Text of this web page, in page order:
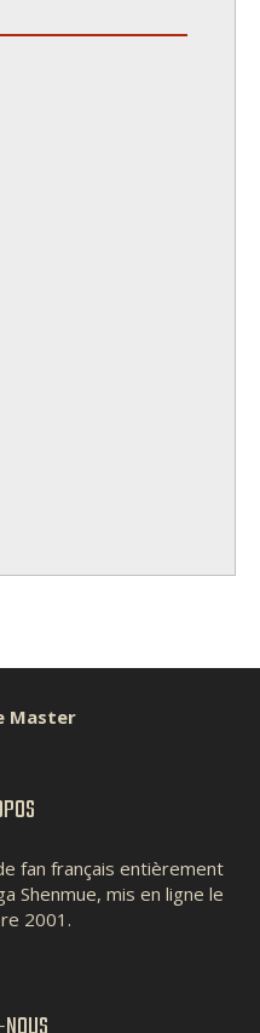
fan français entièrement
Shenmue, mis en ligne le
2001.